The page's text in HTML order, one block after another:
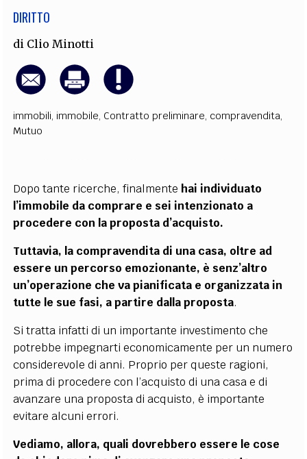
DIRITTO
di Clio Minotti
immobili, immobile, Contratto preliminare, compravendita,
Mutuo
Dopo tante ricerche, finalmente hai individuato
l’immobile da comprare e sei intenzionato a
procedere con la proposta d’acquisto.
Tuttavia, la compravendita di una casa, oltre ad
essere un percorso emozionante, è senz’altro
un’operazione che va pianificata e organizzata in
tutte le sue fasi, a partire dalla proposta.
Si tratta infatti di un importante investimento che
potrebbe impegnarti economicamente per un numero
considerevole di anni. Proprio per queste ragioni,
prima di procedere con l’acquisto di una casa e di
avanzare una proposta di acquisto, è importante
evitare alcuni errori.
Vediamo, allora, quali dovrebbero essere le cose